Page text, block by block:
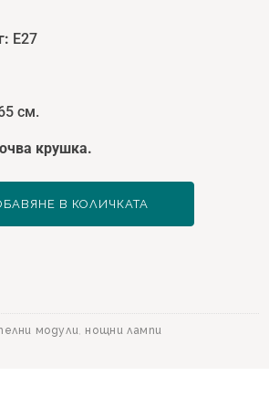
E27
см.
крушка.
В КОЛИЧКАТА
модули, нощни лампи